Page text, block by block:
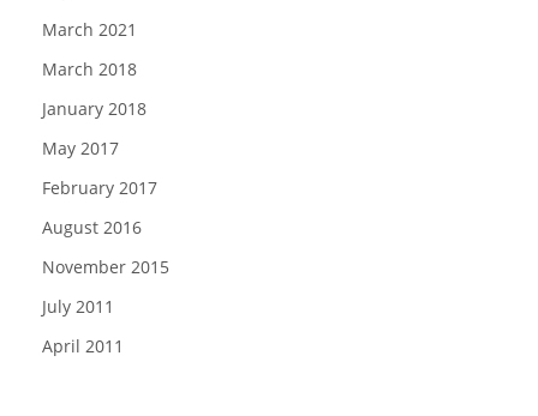
March 2021
March 2018
January 2018
May 2017
February 2017
August 2016
November 2015
July 2011
April 2011